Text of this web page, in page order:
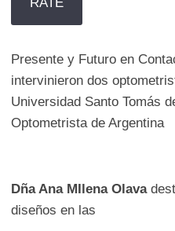
Presente y Futuro en
intervinieron dos
Universidad Santo Tomás
Optometrista de Argentina
Dña Ana MIlena Olava
diseños en las